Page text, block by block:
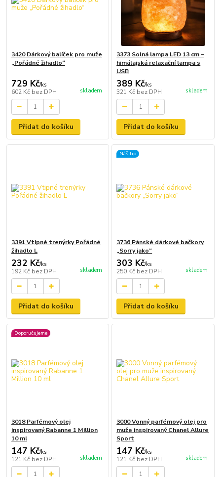
3420 Dárkový balíček pro muže
„Pořádné žihadlo“
729 Kč/ks
602 Kč bez DPH skladem
Přidat do košíku
3373 Solná lampa LED 13 cm –
himálajská relaxační lampa s
USB
389 Kč/ks
321 Kč bez DPH skladem
Přidat do košíku
3391 Vtipné trenýrky Pořádné
žihadlo L
232 Kč/ks
192 Kč bez DPH skladem
Přidat do košíku
Náš tip
3736 Pánské dárkové bačkory
„Sorry jako“
303 Kč/ks
250 Kč bez DPH skladem
Přidat do košíku
Doporučujeme
3018 Parfémový olej
inspirovaný Rabanne 1 Million
10 ml
147 Kč/ks
121 Kč bez DPH skladem
3000 Vonný parfémový olej pro
muže inspirovaný Chanel Allure
Sport
147 Kč/ks
121 Kč bez DPH skladem